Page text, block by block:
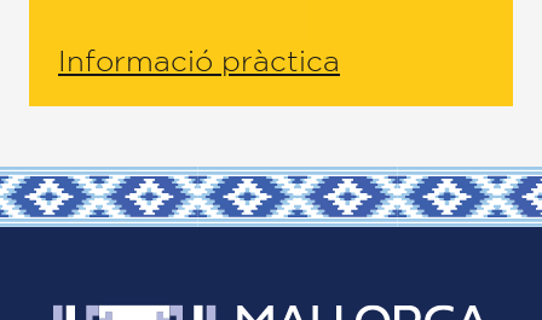
Informació pràctica